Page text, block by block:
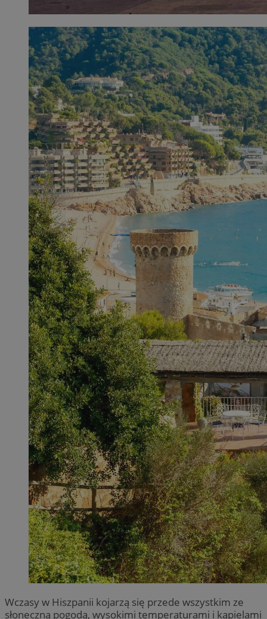
Wczasy w Hiszpanii kojarzą się przede wszystkim ze
słoneczną pogodą, wysokimi temperaturami i kąpielami